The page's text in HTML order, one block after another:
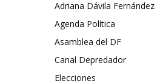
Adriana Dávila Fernández
Agenda Política
Asamblea del DF
Canal Depredador
Elecciones